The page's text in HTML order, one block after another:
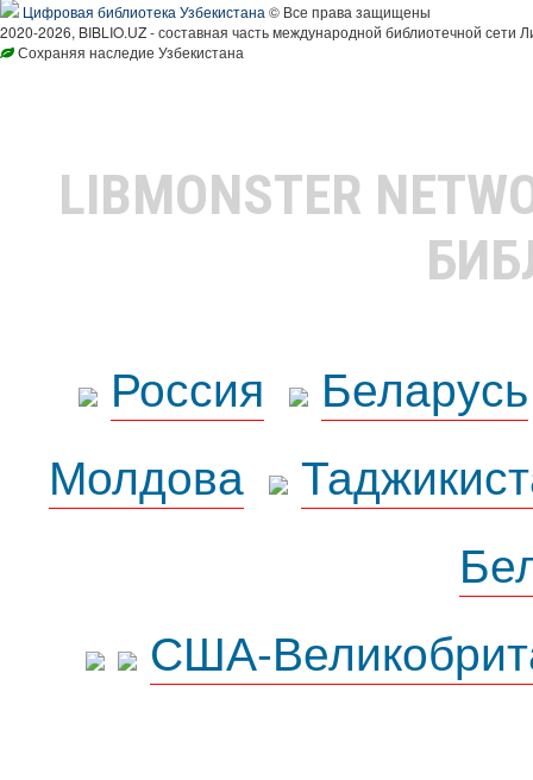
Цифровая библиотека Узбекистана © Все права защищены
2020-2026, BIBLIO.UZ - составная часть международной библиотечной сети
Сохраняя наследие Узбекистана
LIBMONSTER
Россия
Беларусь
Молдова
США-